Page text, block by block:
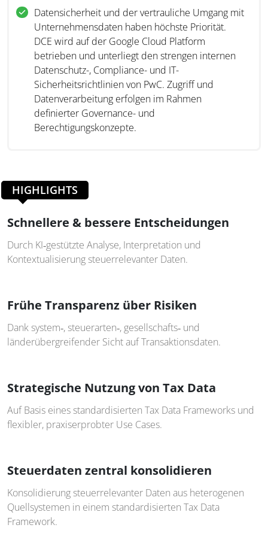
geeignet?
Die AI-driven Data Analytics (AIDA) richtet sich an
Unternehmen, die steuerrelevante Daten für schnelle,
fundierte strategische Entscheidungen nutzen wollen –
insbesondere in komplexen, internationalen
Steuerumfeldern. Die Lösung unterstützt Organisationen
dabei, frühzeitig Transparenz über steuerliche Risiken und
Handlungsoptionen zu gewinnen, datenbasierte
Datensicherheit und der vertrauliche Umgang mit
Unternehmensdaten haben höchste Priorität.
DCE wird auf der Google Cloud Platform
betrieben und unterliegt den strengen internen
Datenschutz-, Compliance- und IT-
Sicherheitsrichtlinien von PwC. Zugriff und
Datenverarbeitung erfolgen im Rahmen
definierter Governance- und
Berechtigungskonzepte.
HIGHLIGHTS
Schnellere & bessere Entscheidungen
Durch KI‑gestützte Analyse, Interpretation und
Kontextualisierung steuerrelevanter Daten.
Frühe Transparenz über Risiken
Dank system‑, steuerarten‑, gesellschafts‑ und
länderübergreifender Sicht auf Transaktionsdaten.
Strategische Nutzung von Tax Data
Auf Basis eines standardisierten Tax Data Frameworks und
flexibler, praxiserprobter Use Cases.
Steuerdaten zentral konsolidieren
Konsolidierung steuerrelevanter Daten aus heterogenen
Quellsystemen in einem standardisierten Tax Data
Framework.